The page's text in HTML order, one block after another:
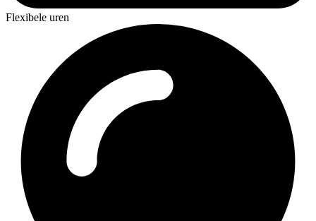
Flexibele uren